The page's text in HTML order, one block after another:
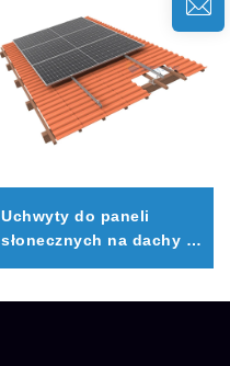
Uchwyty do paneli
słonecznych na dachy z